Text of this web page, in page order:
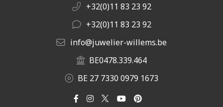
+32(0)11 83 23 92
+32(0)11 83 23 92
info@juwelier-willems.be
BE0478.339.464
BE 27 7330 0979 1673